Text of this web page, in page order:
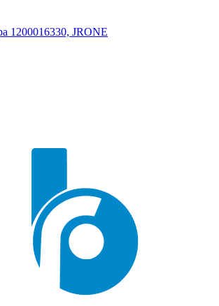
1200016330, JRONE